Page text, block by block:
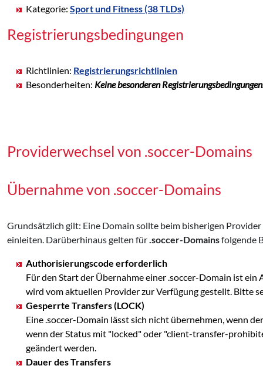
Kategorie: Sport und Fitness (38 TLDs)
Registrierungsbedingungen
Richtlinien: Registrierungsrichtlinien
Besonderheiten: Keine besonderen
Providerwechsel von .soccer-Domains
Übernahme von .soccer-Domains
Grundsätzlich gilt: Eine Domain sollte beim bisherigen
einleiten. Darüberhinaus gelten für .soccer-Domainsfolgende
Authorisierungscode erforderlich
Für den Start der Übernahme einer .soccer-Domain ist
wird vom aktuellen Provider zur Verfügung gestellt. Bitte
Gesperrte Transfers (LOCK)
Eine .soccer-Domain lässt sich nicht übernehmen, wenn
wenn der Status mit "locked" oder "client-transfer-
geändert werden.
Dauer des Transfers